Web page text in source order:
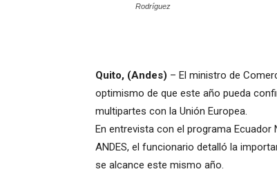
Rodríguez
Quito, (Andes) – El ministro de
optimismo de que este año pueda
multipartes con la Unión Europea.
En entrevista con el programa
ANDES, el funcionario detalló la
se alcance este mismo año.